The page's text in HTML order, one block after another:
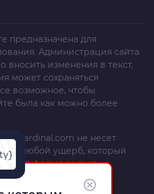
предназначена для
Администрация сайта
вносить изменения в текст,
может сохраняться
возможное, чтобы
была как можно более
не несет
за любой ущерб, который
форме за счет
или неправильности
на этом сайте.